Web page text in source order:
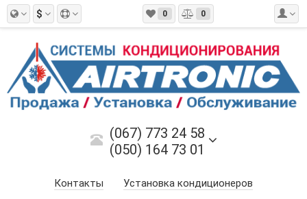
$ 0 0
(067) 773 24 58
(050) 164 73 01
Контакты
Установка кондиционеров